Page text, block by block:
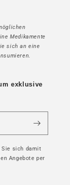
Medikamente
sich an eine
exklusive
Sie sich damit
Angebote per